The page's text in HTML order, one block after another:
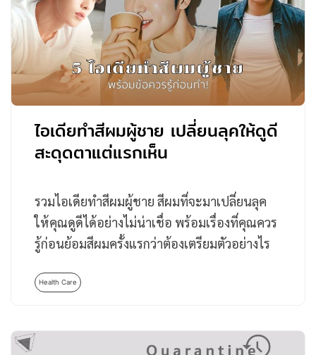
ไอเดียทำสีผมผู้ชาย เปลี่ยนลุคให้ดูดี
สะดุดตาแต่แรกเห็น
รวมไอเดียทำสีผมผู้ชาย สีผมที่จะมาเปลี่ยนลุค
ให้คุณดูดีได้อย่างไม่น่าเชื่อ พร้อมเรื่องที่คุณควร
รู้ก่อนย้อมสีผมครั้งแรกว่าต้องเตรียมตัวอย่างไร
Health Care